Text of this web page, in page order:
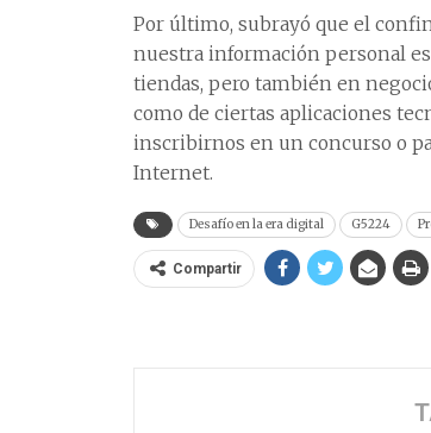
Por último, subrayó que el
nuestra información personal
tiendas, pero también en
como de ciertas aplicaciones
inscribirnos en un concurso o
Internet.
Desafío en la era digital G5224
Compartir